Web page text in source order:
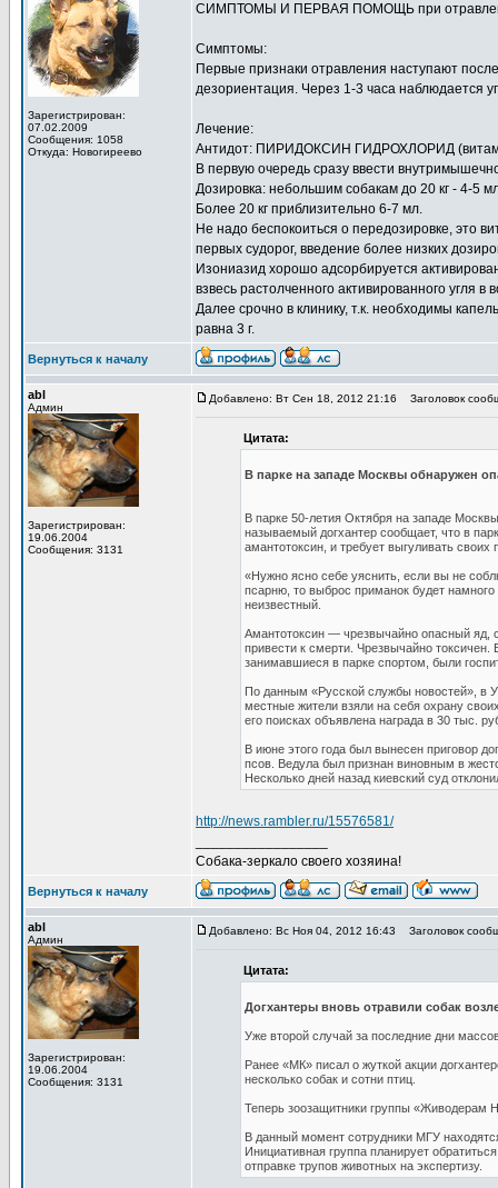
Зарегистрирован:
07.02.2009
Сообщения: 1058
Откуда: Новогиреево
СИМПТОМЫ И ПЕРВАЯ ПОМОЩЬ при
Симптомы:
Первые признаки отравления наступают
дезориентация. Через 1-3 часа наблюдается
Лечение:
Антидот: ПИРИДОКСИН ГИДРОХЛОРИД
В первую очередь сразу ввести
Дозировка: небольшим собакам до 20 кг - 4-5
Более 20 кг приблизительно 6-7 мл.
Не надо беспокоиться о передозировке, это
первых судорог, введение более низких
Изониазид хорошо адсорбируется
взвесь растолченного активированного угля в
Далее срочно в клинику, т.к. необходимы
равна 3 г.
Вернуться к началу
abl
Админ
Зарегистрирован:
19.06.2004
Сообщения: 3131
Добавлено: Вт Сен 18, 2012 21:16 Заголовок
Цитата:
В парке на западе Москвы обнаружен
В парке 50-летия Октября на западе
называемый догхантер сообщает, что в
амантотоксин, и требует выгуливать
«Нужно ясно себе уяснить, если вы не
псарню, то выброс приманок будет
неизвестный.
Амантотоксин — чрезвычайно опасный яд,
привести к смерти. Чрезвычайно
занимавшиеся в парке спортом, были
По данным «Русской службы новостей», в
местные жители взяли на себя охрану
его поисках объявлена награда в 30 тыс.
В июне этого года был вынесен приговор
псов. Ведула был признан виновным в
Несколько дней назад киевский суд
http://news.rambler.ru/15576581/
Собака-зеркало своего хозяина!
Вернуться к началу
abl
Админ
Зарегистрирован:
19.06.2004
Сообщения: 3131
Добавлено: Вс Ноя 04, 2012 16:43 Заголовок
Цитата:
Догхантеры вновь отравили собак
Уже второй случай за последние дни
Ранее «МК» писал о жуткой акции
несколько собак и сотни птиц.
Теперь зоозащитники группы «Живодерам
В данный момент сотрудники МГУ
Инициативная группа планирует
отправке трупов животных на экспертизу.